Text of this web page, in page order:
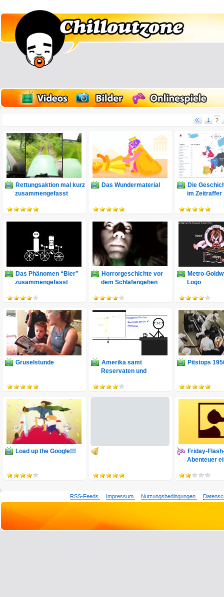
1 2
Rettungsaktion mal kurz
zusammengefasst
Das Wundermaterial
Die
im Zeitraffer
Das Phänomen “Bier”
zusammengefasst
Horrorgeschichte vor
dem Schlafengehen
Metro-
Logo
Gruselstunde
Amerika samt
Reservaten und
Pitstops
Load up the Google!!!
Friday-
Abenteuer
RSS-Feeds Impressum Nutzungsbedingungen